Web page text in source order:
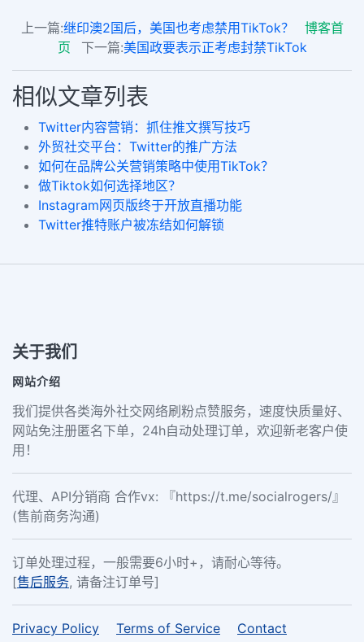
上一篇:继印澳2国后，美国也考虑禁用TikTok？
博客首
页
下一篇:美国政要表示正考虑封禁TikTok
相似文章列表
Twitter内容营销：抓住推文撰写技巧
外贸社交平台：Twitter的推广方法
如何在品牌公关营销策略中使用TikTok？
做Tiktok如何选择地区？
Instagram网页版终于开放直播功能
Twitter推特账户被冻结如何解锁
关于我们
网站介绍
我们提供各类海外社交网络刷粉点赞服务，速度快质量好、
网站免注册匿名下单，24h自动处理订单，欢迎新老客户使
用！
代理、API分销商 合作vx: 『https://t.me/socialrogers/』
(售前商务沟通)
订单处理过程，一般需要6小时+，请耐心等待。
[售后服务, 请备注订单号]
Privacy Policy Terms of Service Contact